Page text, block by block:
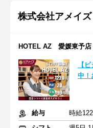
株式会社アメイズ
HOTEL AZ 愛媛東予店
【
中！
給与
時給